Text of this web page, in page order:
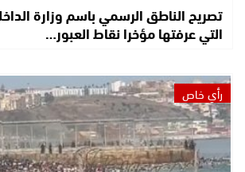
تصريح الناطق الرسمي باسم وزارة
التي عرفتها مؤخرا نقاط العبور…
رأي خاص